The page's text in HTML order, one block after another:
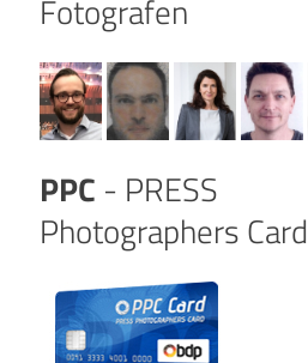
Fotografen
PPC - PRESS
Photographers Card